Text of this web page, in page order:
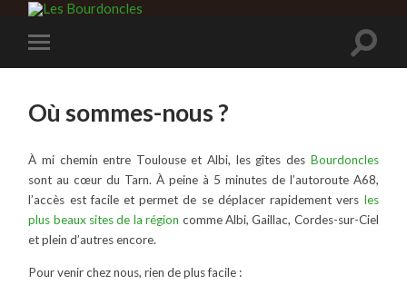
Où sommes-nous ?
À mi chemin entre Toulouse et Albi, les gîtes des Bourdoncles
sont au cœur du Tarn. À peine à 5 minutes de l’autoroute A68,
l’accès est facile et permet de se déplacer rapidement vers les
plus beaux sites de la région comme Albi, Gaillac, Cordes-sur-Ciel
et plein d’autres encore.
Pour venir chez nous, rien de plus facile :